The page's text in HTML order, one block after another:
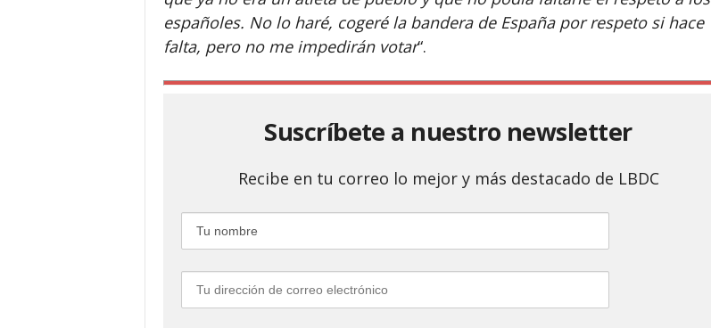
españoles. No lo haré, cogeré la bandera de España por respeto si hace
falta, pero no me impedirán votar“.
Suscríbete a nuestro newsletter
Recibe en tu correo lo mejor y más destacado de LBDC